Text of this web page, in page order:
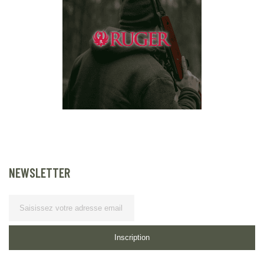
NEWSLETTER
Inscription